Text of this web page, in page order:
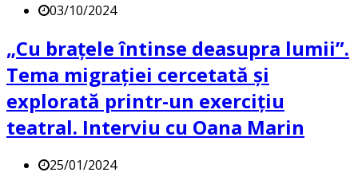
03/10/2024
„Cu brațele întinse deasupra lumii”.
Tema migrației cercetată și
explorată printr-un exercițiu
teatral. Interviu cu Oana Marin
25/01/2024